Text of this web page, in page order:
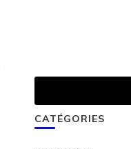
CATÉGORIES